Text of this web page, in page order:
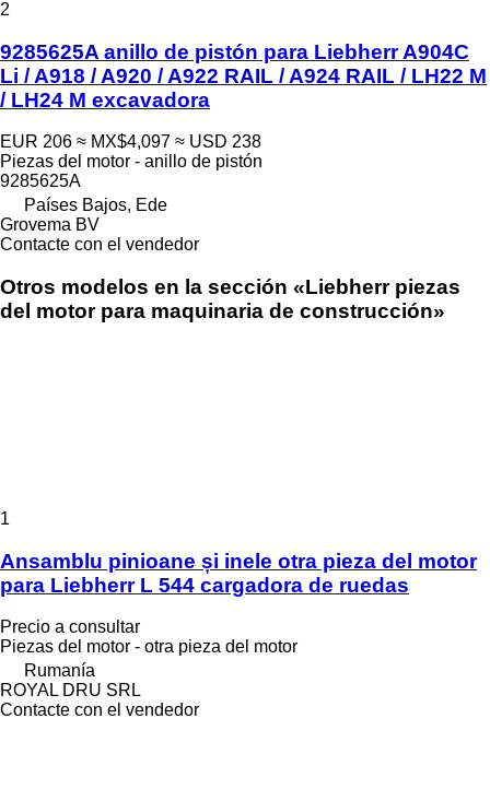
2
9285625A anillo de pistón para Liebherr A904C
Li / A918 / A920 / A922 RAIL / A924 RAIL / LH22 M
/ LH24 M excavadora
EUR 206 ≈ MX$4,097 ≈ USD 238
Piezas del motor - anillo de pistón
9285625A
Países Bajos, Ede
Grovema BV
Contacte con el vendedor
Otros modelos en la sección «Liebherr piezas
del motor para maquinaria de construcción»
1
Ansamblu pinioane și inele otra pieza del motor
para Liebherr L 544 cargadora de ruedas
Precio a consultar
Piezas del motor - otra pieza del motor
Rumanía
ROYAL DRU SRL
Contacte con el vendedor